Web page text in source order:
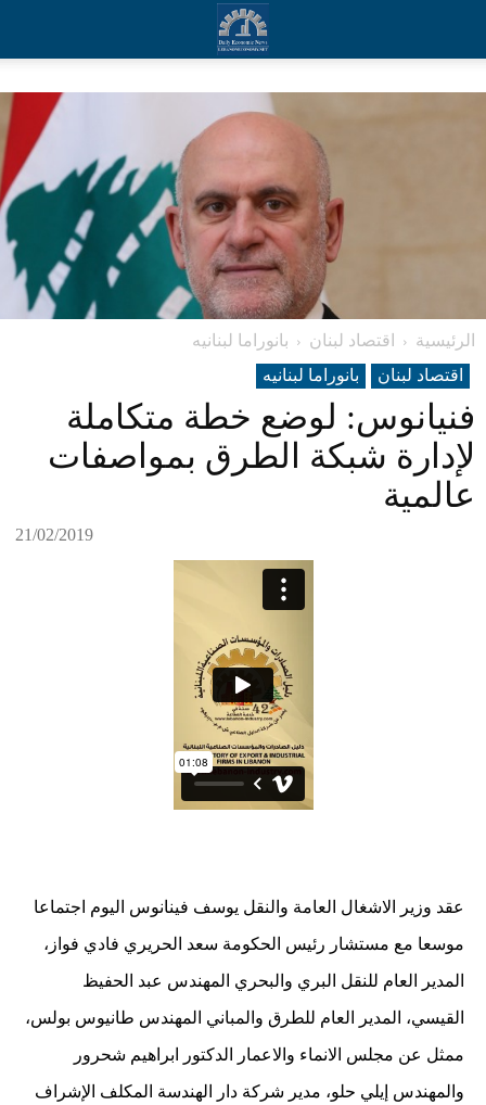
الرئيسية اقتصاد لبنان
بانوراما لبنانیه
اقتصاد لبنان
بانوراما لبنانیه
فنيانوس: لوضع خطة متكاملة
لإدارة شبكة الطرق بمواصفات
عالمية
21/02/2019
عقد وزير الاشغال العامة والنقل يوسف فينانوس اليوم اجتماعا
موسعا مع مستشار رئيس الحكومة سعد الحريري فادي فواز،
المدير العام للنقل البري والبحري المهندس عبد الحفيظ
القيسي، المدير العام للطرق والمباني المهندس طانيوس بولس،
ممثل عن مجلس الانماء والاعمار الدكتور ابراهيم شحرور
والمهندس إيلي حلو، مدير شركة دار الهندسة المكلف الإشراف